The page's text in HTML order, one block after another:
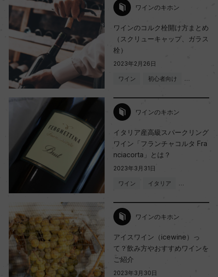
ワインのキホン
ワインのコルク栓開け方まとめ
（スクリューキャップ、ガラス
栓）
2023年2月26日
ワイン 初心者向け …
ワインのキホン
イタリア産高級スパークリング
ワイン「フランチャコルタ Fra
nciacorta」とは？
2023年3月31日
ワイン イタリア …
ワインのキホン
アイスワイン（icewine）っ
て？飲み方やおすすめワインを
ご紹介
2023年3月30日